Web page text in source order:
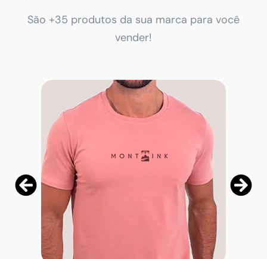
São +35 produtos da sua marca para você
vender!